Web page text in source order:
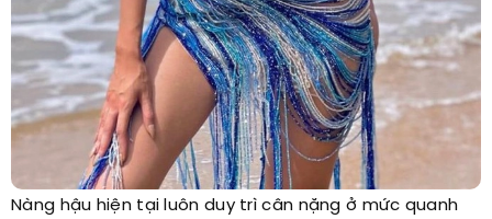
Nàng hậu hiện tại luôn duy trì cân nặng ở mức quanh